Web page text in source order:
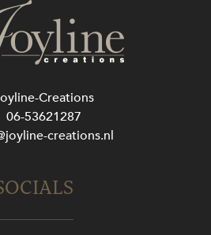
Creations
06-53621287
creations.nl